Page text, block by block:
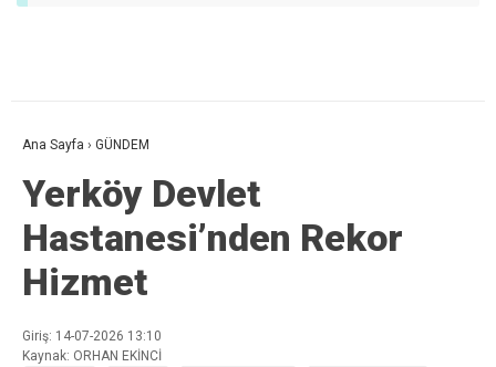
Ana Sayfa › GÜNDEM
Yerköy Devlet
Hastanesi’nden Rekor
Hizmet
Giriş: 14-07-2026 13:10
Kaynak: ORHAN EKİNCİ